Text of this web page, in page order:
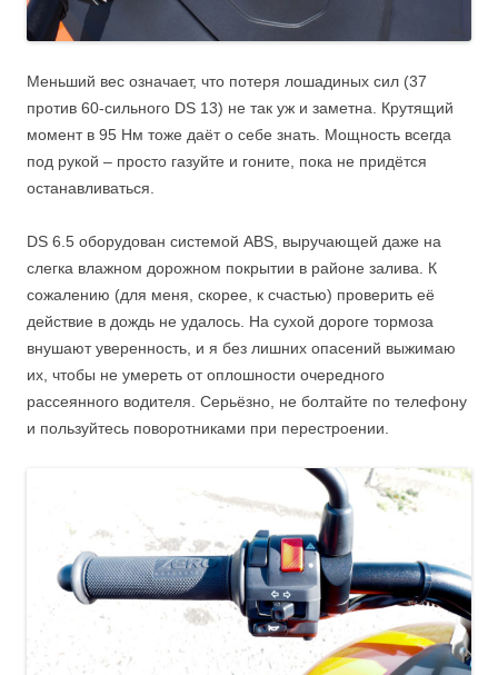
Меньший вес означает, что потеря лошадиных сил (37
против 60-сильного DS 13) не так уж и заметна. Крутящий
момент в 95 Нм тоже даёт о себе знать. Мощность всегда
под рукой – просто газуйте и гоните, пока не придётся
останавливаться.
DS 6.5 оборудован системой ABS, выручающей даже на
слегка влажном дорожном покрытии в районе залива. К
сожалению (для меня, скорее, к счастью) проверить её
действие в дождь не удалось. На сухой дороге тормоза
внушают уверенность, и я без лишних опасений выжимаю
их, чтобы не умереть от оплошности очередного
рассеянного водителя. Серьёзно, не болтайте по телефону
и пользуйтесь поворотниками при перестроении.